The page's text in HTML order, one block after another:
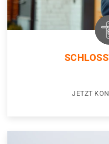
JETZT